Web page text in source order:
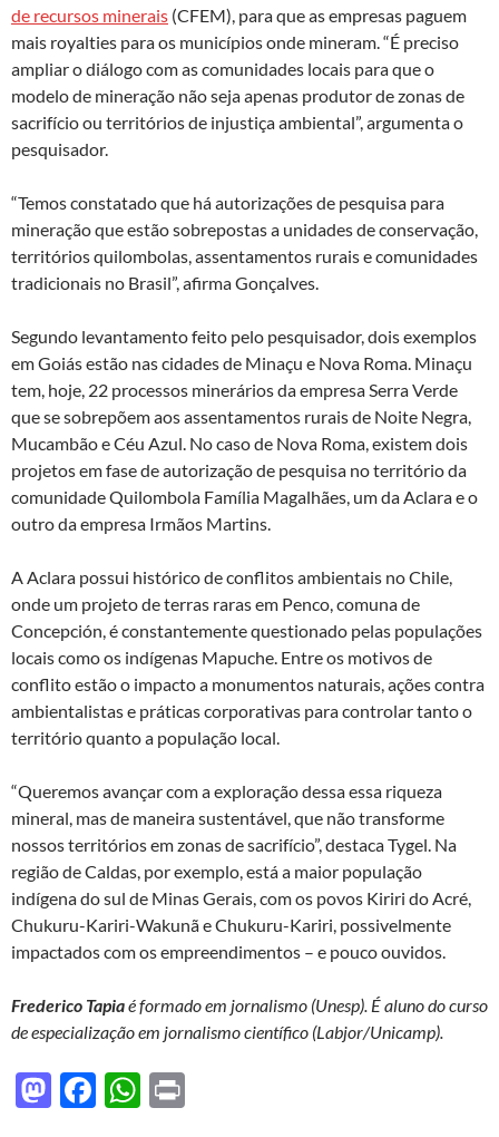
de recursos minerais (CFEM), para que as empresas paguem
mais royalties para os municípios onde mineram. “É preciso
ampliar o diálogo com as comunidades locais para que o
modelo de mineração não seja apenas produtor de zonas de
sacrifício ou territórios de injustiça ambiental”, argumenta o
pesquisador.
“Temos constatado que há autorizações de pesquisa para
mineração que estão sobrepostas a unidades de conservação,
territórios quilombolas, assentamentos rurais e comunidades
tradicionais no Brasil”, afirma Gonçalves.
Segundo levantamento feito pelo pesquisador, dois exemplos
em Goiás estão nas cidades de Minaçu e Nova Roma. Minaçu
tem, hoje, 22 processos minerários da empresa Serra Verde
que se sobrepõem aos assentamentos rurais de Noite Negra,
Mucambão e Céu Azul. No caso de Nova Roma, existem dois
projetos em fase de autorização de pesquisa no território da
comunidade Quilombola Família Magalhães, um da Aclara e o
outro da empresa Irmãos Martins.
A Aclara possui histórico de conflitos ambientais no Chile,
onde um projeto de terras raras em Penco, comuna de
Concepción, é constantemente questionado pelas populações
locais como os indígenas Mapuche. Entre os motivos de
conflito estão o impacto a monumentos naturais, ações contra
ambientalistas e práticas corporativas para controlar tanto o
território quanto a população local.
“Queremos avançar com a exploração dessa essa riqueza
mineral, mas de maneira sustentável, que não transforme
nossos territórios em zonas de sacrifício”, destaca Tygel. Na
região de Caldas, por exemplo, está a maior população
indígena do sul de Minas Gerais, com os povos Kiriri do Acré,
Chukuru-Kariri-Wakunã e Chukuru-Kariri, possivelmente
impactados com os empreendimentos – e pouco ouvidos.
Frederico Tapiaé formado em jornalismo (Unesp). É aluno do curso
de especialização em jornalismo científico (Labjor/Unicamp).
M F
W